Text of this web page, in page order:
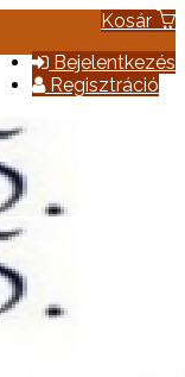
Kosár
Bejelentkezés
Regisztráció